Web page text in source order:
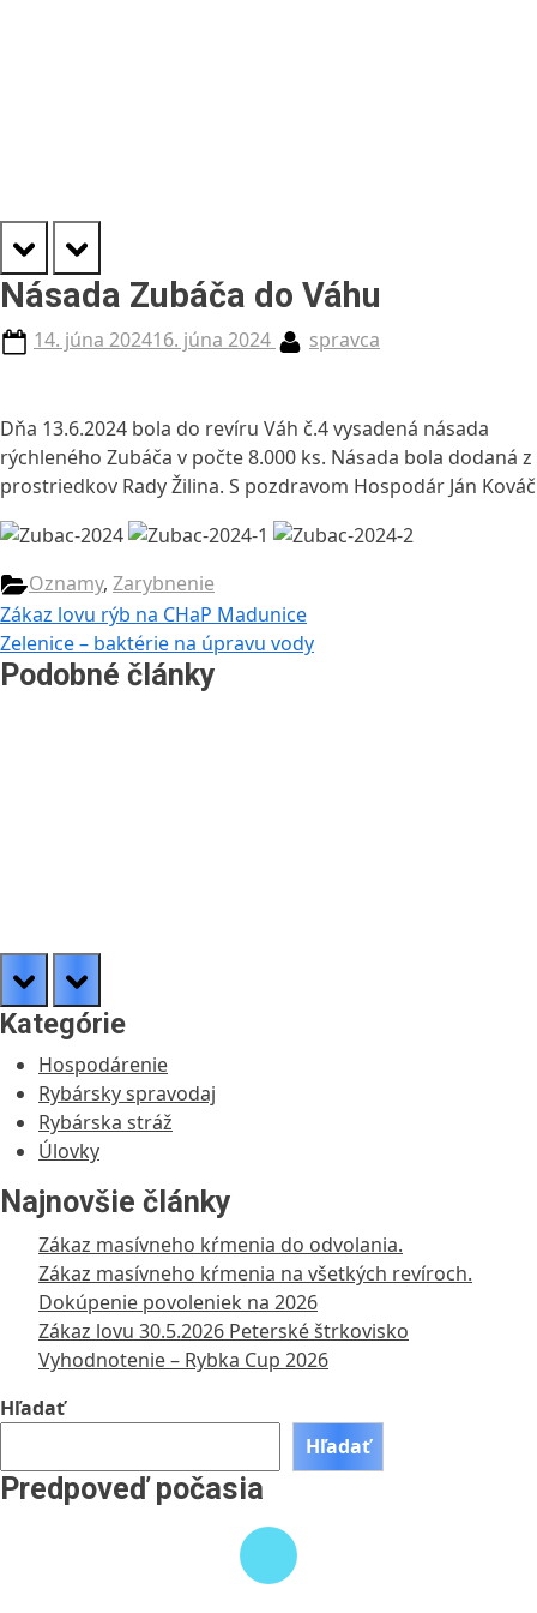
prev next
Násada Zubáča do Váhu
Posted
14. júna 202416. júna 2024 By
spravca
Dňa 13.6.2024 bola do revíru Váh č.4 vysadená násada
rýchleného Zubáča v počte 8.000 ks. Násada bola dodaná z
prostriedkov Rady Žilina. S pozdravom Hospodár Ján Kováč
Oznamy, Zarybnenie
Navigácia
v
článku
Previous
Post:
Zákaz lovu rýb na CHaP Madunice
Next
Post:
Zelenice – baktérie na úpravu vody
Podobné články
prev next
Kategórie
Hospodárenie
Rybársky spravodaj
Rybárska stráž
Úlovky
Najnovšie články
Zákaz masívneho kŕmenia do odvolania.
Zákaz masívneho kŕmenia na všetkých revíroch.
Dokúpenie povoleniek na 2026
Zákaz lovu 30.5.2026 Peterské štrkovisko
Vyhodnotenie – Rybka Cup 2026
Hľadať
Hľadať
Predpoveď počasia
Weather
information